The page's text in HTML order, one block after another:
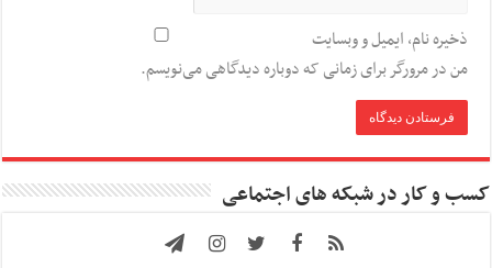
ذخیره نام، ایمیل و وبسایت
من در مرورگر برای زمانی که دوباره دیدگاهی می‌نویسم.
کسب و کار در شبکه های اجتماعی